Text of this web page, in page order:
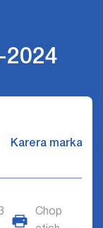
2024
Karera markazi
Chop